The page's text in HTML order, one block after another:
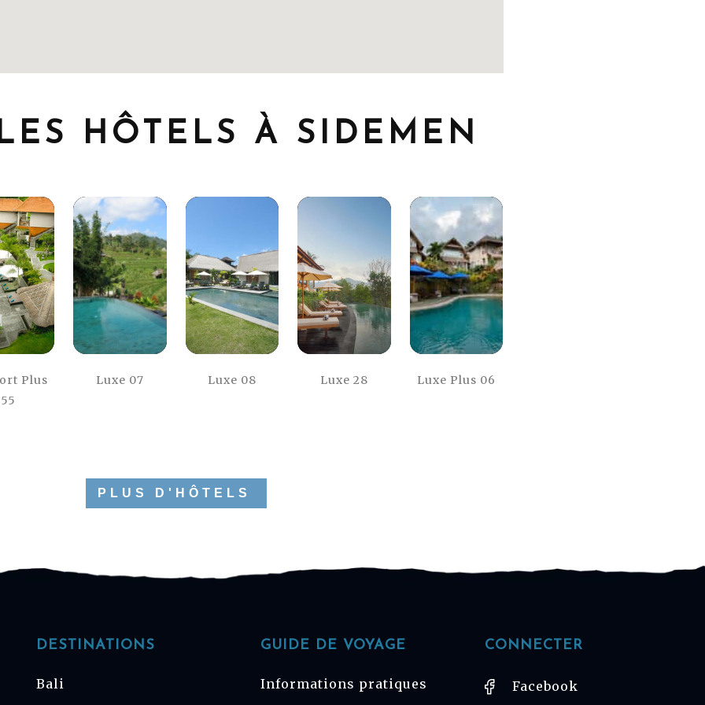
HÔTELS À SIDEMEN
Plus
55
Luxe 07 Luxe 08 Luxe 28 Luxe Plus 06
PLUS D'HÔTELS
DESTINATIONS
Bali
GUIDE DE VOYAGE
Informations pratiques
CONNECTER
Facebook